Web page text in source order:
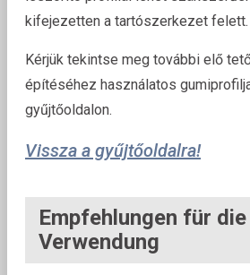
kifejezetten a tartószerkezet felett.
Kérjük tekintse meg további elő
építéséhez használatos
gyűjtőoldalon.
Vissza a gyűjtőoldalra!
Empfehlungen für die
Verwendung